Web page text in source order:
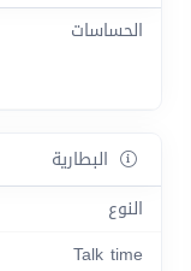
الحساسات
البطارية
النوع
Talk time